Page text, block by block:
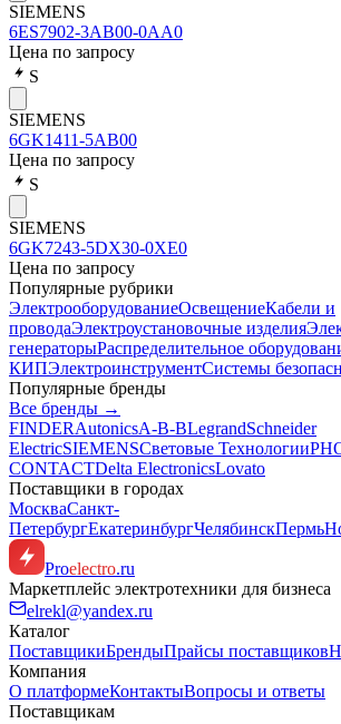
SIEMENS
6ES7902-3AB00-0AA0
Цена по запросу
S
SIEMENS
6GK1411-5AB00
Цена по запросу
S
SIEMENS
6GK7243-5DX30-0XE0
Цена по запросу
Популярные рубрики
ЭлектрооборудованиеОсвещениеКабели и
проводаЭлектроустановочные изделия
генераторыРаспределительное
КИПЭлектроинструментСистемы
Популярные бренды
Все бренды →
FINDERAutonicsA-B-BLegrandSchneider
ElectricSIEMENSСветовые Технологии
CONTACTDelta ElectronicsLovato
Поставщики в городах
МоскваСанкт-
ПетербургЕкатеринбургЧелябинскПермь
Proelectro.ru
Маркетплейс электротехники для бизнеса
elrekl@yandex.ru
Каталог
ПоставщикиБрендыПрайсы поставщиков
Компания
О платформеКонтактыВопросы и ответы
Поставщикам